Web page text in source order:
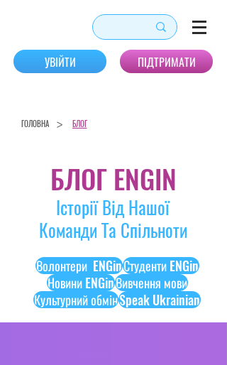
УВІЙТИ ПІДТРИМАТИ
ГОЛОВНА > БЛОГ
БЛОГ ENGIN
Історії Від Нашої
Команди Та Спільноти
Волонтери ENGinСтуденти ENGin
Новини ENGinВивчення мови
Культурний обмінSpeak Ukrainian